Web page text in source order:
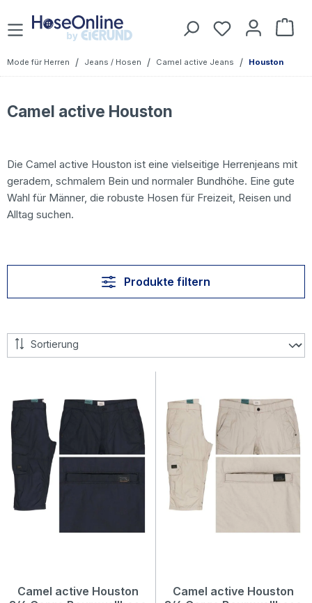
Zum Hauptinhalt springen Du hast 0
Mode für Herren / Jeans / Hosen / Camel active Jeans / Houston
Camel active Houston
Die Camel active Houston ist eine vielseitige Herrenjeans mit
geradem, schmalem Bein und normaler Bundhöhe. Eine gute
Wahl für Männer, die robuste Hosen für Freizeit, Reisen und
Alltag suchen.
Produkte filtern
Camel active Houston
Camel active Houston